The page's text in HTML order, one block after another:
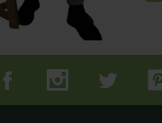
op
Tuincentrum.nl op